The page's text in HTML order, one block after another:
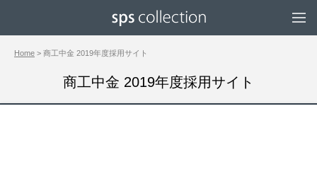
Home > 商工中金 2019年度採用サイト
商工中金 2019年度採用サイト